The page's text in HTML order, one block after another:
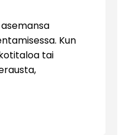
Kun
tai